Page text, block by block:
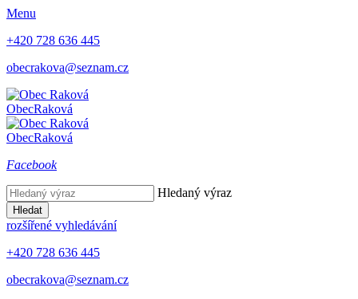
Menu
+420 728 636 445
obecrakova@seznam.cz
ObecRaková
ObecRaková
Facebook
Hledaný výraz
Hledat
rozšířené vyhledávání
+420 728 636 445
obecrakova@seznam.cz